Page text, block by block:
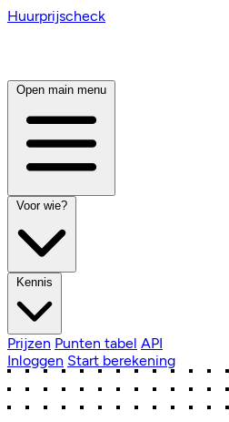
Huurprijscheck
Open main menu
Voor wie?
Kennis
Prijzen Punten tabel API
Inloggen Start berekening